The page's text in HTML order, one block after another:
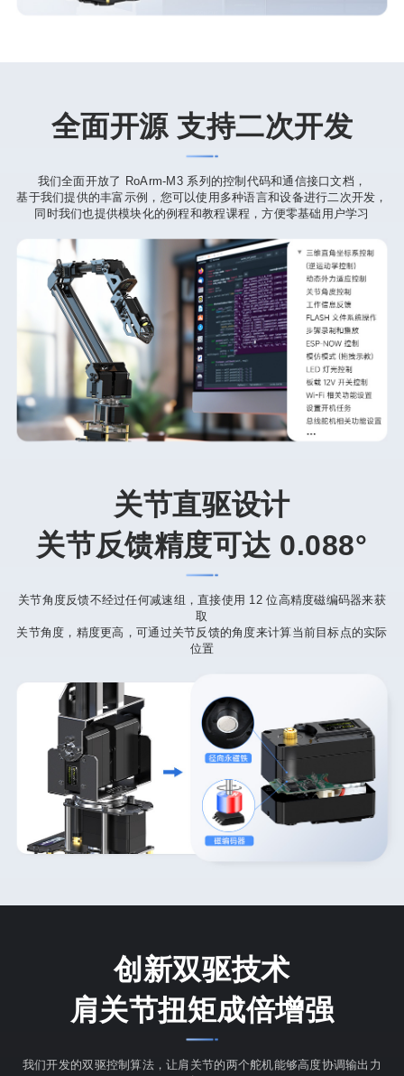
全面开源 支持二次开发
我们全面开放了 RoArm-M3 系列的控制代码和通信接口文档，
基于我们提供的丰富示例，您可以使用多种语言和设备进行二次开发，
同时我们也提供模块化的例程和教程课程，方便零基础用户学习
关节直驱设计
关节反馈精度可达 0.088°
关节角度反馈不经过任何减速组，直接使用 12 位高精度磁编码器来获
取
关节角度，精度更高，可通过关节反馈的角度来计算当前目标点的实际
位置
创新双驱技术
肩关节扭矩成倍增强
我们开发的双驱控制算法，让肩关节的两个舵机能够高度协调输出力